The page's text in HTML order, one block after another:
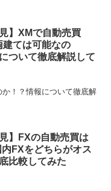
】XMで自動売買
建ては可能なの
ついて徹底解説して
！？情報について徹底解
】FXの自動売買は
FXをどちらがオス
比較してみた